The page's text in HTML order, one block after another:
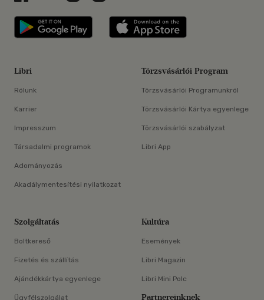
Libri applikáció Szerezd meg: Google
Libri
Rólunk
Karrier
Impresszum
Társadalmi programok
Adományozás
Akadálymentesítési nyilatkozat
Törzsvásárlói Program
Törzsvásárlói Programunkról
Törzsvásárlói Kártya egyenlege
Törzsvásárlói szabályzat
Libri App
Szolgáltatás
Boltkereső
Fizetés és szállítás
Ajándékkártya egyenlege
Ügyfélszolgálat
Kultúra
Események
Libri Magazin
Libri Mini Polc
Partnereinknek